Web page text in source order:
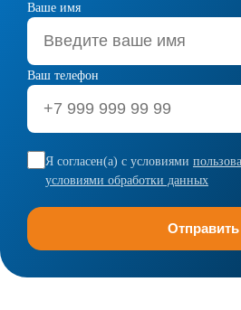
Ваше имя
Ваш телефон
Я согласен(а) с условиями
условиями обработки данных